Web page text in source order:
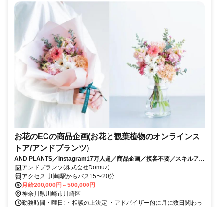
お花のECの商品企画(お花と観葉植物のオンラインス
トア/アンドプランツ)
AND PLANTS／Instagram17万人超／商品企画／接客不要／スキルアッ
プ アンドプランツ(株式会社Domuz)
アクセス: 川崎駅からバス15〜20分
月給200,000円～500,000円
神奈川県川崎市川崎区
勤務時間・曜日: ・相談の上決定 ・アドバイザー的に月に数日関わっ